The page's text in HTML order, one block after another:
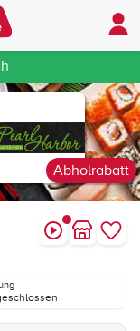
Abholrabatt